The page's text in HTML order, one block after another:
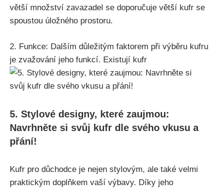
větší ​množství zavazadel⁢ se doporučuje větší kufr se
spoustou úložného prostoru.
2. Funkce: Dalším důležitým faktorem při výběru kufru⁤
je zvažování jeho ​funkcí. Existují kufr
5. Stylové designy, které zaujmou:
Navrhněte si ⁣svůj kufr dle svého ‍vkusu a
přání!
Kufr⁣ pro důchodce je nejen stylovým, ale také velmi
praktickým doplňkem vaší výbavy. Díky jeho